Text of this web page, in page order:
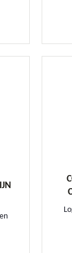
70 cl aantal